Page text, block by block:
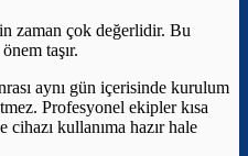
zaman çok değerlidir. Bu
taşır.
aynı gün içerisinde kurulum
Profesyonel ekipler kısa
kullanıma hazır hale